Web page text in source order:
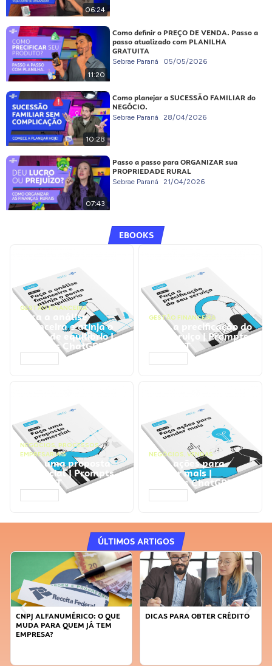
06:24
11:20
Como definir o PREÇO DE VENDA. Passo a
passo atualizado com PLANILHA
GRATUITA
Sebrae Paraná 05/05/2026
10:28
Como planejar a SUCESSÃO FAMILIAR do
NEGÓCIO.
Sebrae Paraná 28/04/2026
07:43
Passo a passo para ORGANIZAR sua
PROPRIEDADE RURAL
Sebrae Paraná 21/04/2026
EBOOKS
GESTÃO FINANCEIRA
Faça a análise
financeira e atinja o
ponto de equilíbrio |
Prompts ChatGPT
GESTÃO FINANCEIRA
Faça a precificação do
seu serviço | Prompts
ChatGPT
NEGÓCIOS, PROCESSOS
EMPRESARIAIS
Faça uma proposta
comercial | Prompts
ChatGPT
NEGÓCIOS, VENDAS
Faça ações para
vender mais |
Prompts ChatGPT
ÚLTIMOS ARTIGOS
CNPJ ALFANUMÉRICO: O QUE
MUDA PARA QUEM JÁ TEM
EMPRESA?
DICAS PARA OBTER CRÉDITO